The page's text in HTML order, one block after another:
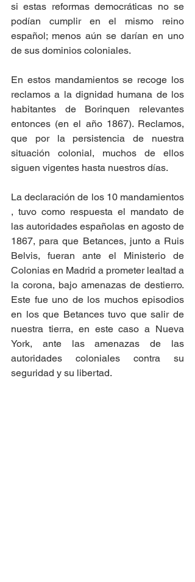
si estas reformas democráticas no se
podían cumplir en el mismo reino
español; menos aún se darían en uno
de sus dominios coloniales.
En estos mandamientos se recoge los
reclamos a la dignidad humana de los
habitantes de Borinquen relevantes
entonces (en el año 1867). Reclamos,
que por la persistencia de nuestra
situación colonial, muchos de ellos
siguen vigentes hasta nuestros días.
La declaración de los 10 mandamientos
, tuvo como respuesta el mandato de
las autoridades españolas en agosto de
1867, para que Betances, junto a Ruis
Belvis, fueran ante el Ministerio de
Colonias en Madrid a prometer lealtad a
la corona, bajo amenazas de destierro.
Este fue uno de los muchos episodios
en los que Betances tuvo que salir de
nuestra tierra, en este caso a Nueva
York, ante las amenazas de las
autoridades coloniales contra su
seguridad y su libertad.